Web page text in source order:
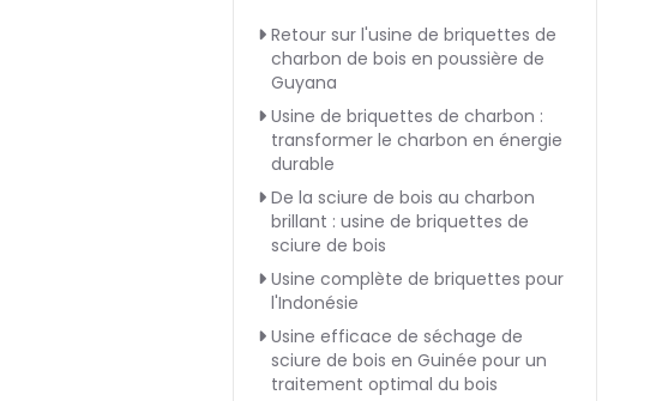
Retour sur l'usine de briquettes de
charbon de bois en poussière de
Guyana
Usine de briquettes de charbon :
transformer le charbon en énergie
durable
De la sciure de bois au charbon
brillant : usine de briquettes de
sciure de bois
Usine complète de briquettes pour
l'Indonésie
Usine efficace de séchage de
sciure de bois en Guinée pour un
traitement optimal du bois